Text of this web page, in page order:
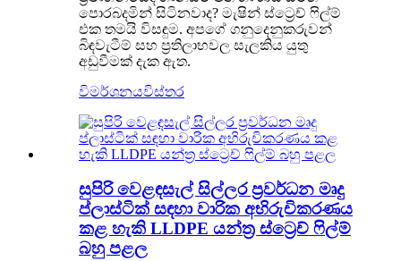
පොරබදමින් සිටිනවාද? මැෂින් ස්ට්‍රෙච් ෆිල්ම්
එක තමයි විසඳුම. අපගේ ගනුදෙනුකරුවන්
බිඳවැටීම් සහ ප්‍රතිලාභවල සැලකිය යුතු
අඩුවීමක් දැක ඇත.
විමර්ශනයවිස්තර
සුපිරි වෙළඳසැල් සිල්ලර ප්‍රවර්ධන මෘදු
ප්ලාස්ටික් සඳහා වාරික අභිරුචිකරණය
කළ හැකි LLDPE යන්ත්‍ර ස්ට්‍රෙච් ෆිල්ම්
බහු පළල